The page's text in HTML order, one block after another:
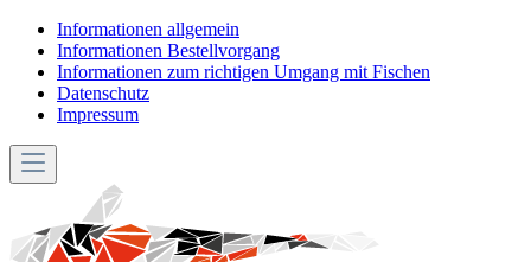
Informationen allgemein
Informationen Bestellvorgang
Informationen zum richtigen Umgang mit Fischen
Datenschutz
Impressum